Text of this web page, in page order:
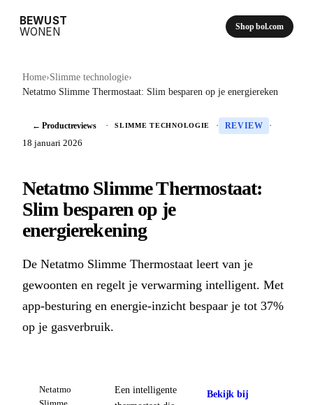
BEWUST
WONEN
Shop bol.com
Home›Slimme technologie›
Netatmo Slimme Thermostaat: Slim besparen op je energiereken
← Productreviews · SLIMME TECHNOLOGIE · REVIEW
·
18 januari 2026
Netatmo Slimme Thermostaat:
Slim besparen op je
energierekening
De Netatmo Slimme Thermostaat leert van je
gewoonten en regelt je verwarming intelligent. Met
app-besturing en energie-inzicht bespaar je tot 37%
op je gasverbruik.
Netatmo
Een intelligente
Bekijk bij